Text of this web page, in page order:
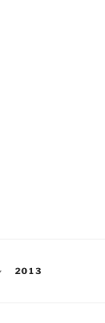
KATEGORIEN
2013